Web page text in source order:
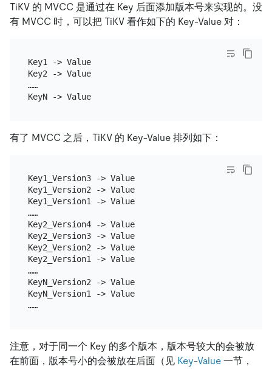
TiKV 的 MVCC 是通过在 Key 后面添加版本号来实现的。没
有 MVCC 时，可以把 TiKV 看作如下的 Key-Value 对：
Key1 -> Value
Key2 -> Value
……
KeyN -> Value
有了 MVCC 之后，TiKV 的 Key-Value 排列如下：
Key1_Version3 -> Value
Key1_Version2 -> Value
Key1_Version1 -> Value
……
Key2_Version4 -> Value
Key2_Version3 -> Value
Key2_Version2 -> Value
Key2_Version1 -> Value
……
KeyN_Version2 -> Value
KeyN_Version1 -> Value
……
注意，对于同一个 Key 的多个版本，版本号较大的会被放
在前面，版本号小的会被放在后面（见 Key-Value 一节，